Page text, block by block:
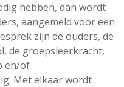
hebben, dan wordt
aangemeld voor een
zijn de ouders, de
de groepsleerkracht,
en/of
Met elkaar wordt